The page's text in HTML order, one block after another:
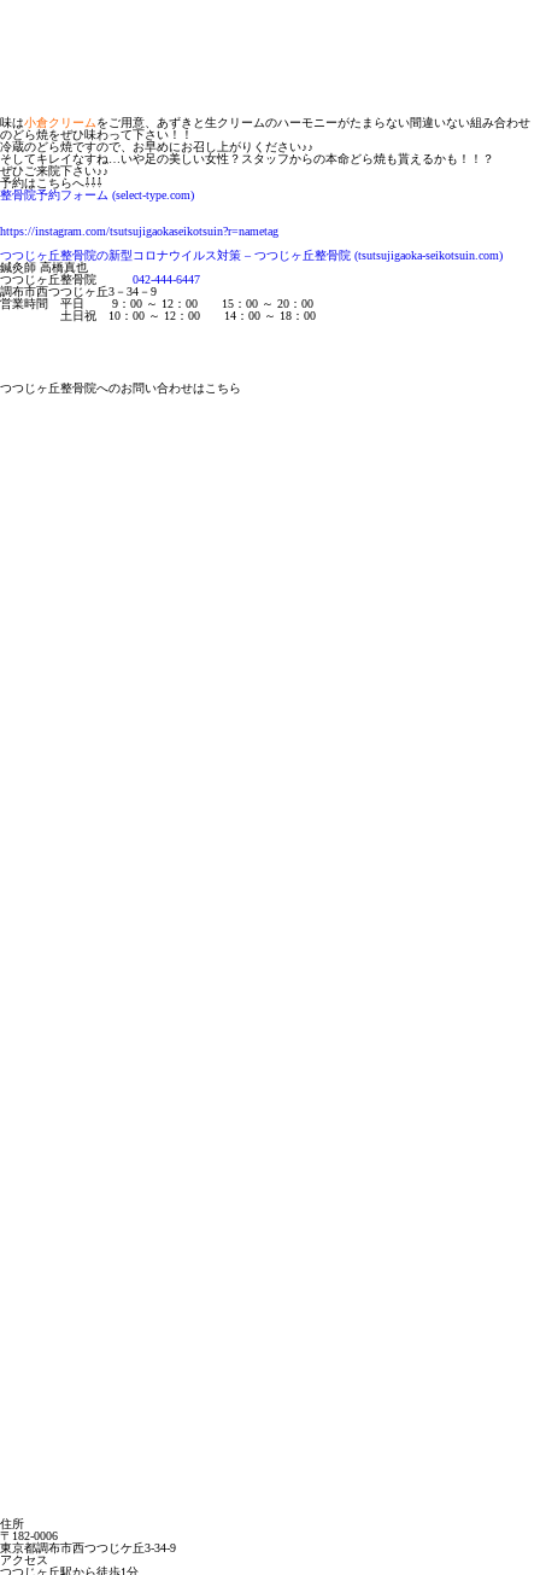
味は小倉クリームをご用意、あずきと生クリームのハーモニーがたまらない間違いない組み合わせ
のどら焼をぜひ味わって下さい！！
冷蔵のどら焼ですので、お早めにお召し上がりください♪♪
そしてキレイなすね…いや足の美しい女性？スタッフからの本命どら焼も貰えるかも！！？
ぜひご来院下さい♪♪
予約はこちらへ⇩⇩⇩
整骨院予約フォーム (select-type.com)
https://instagram.com/tsutsujigaokaseikotsuin?r=nametag
つつじヶ丘整骨院の新型コロナウイルス対策 – つつじヶ丘整骨院 (tsutsujigaoka-seikotsuin.com)
鍼灸師 高橋真也
つつじヶ丘整骨院 042-444-6447
調布市西つつじヶ丘3－34－9
営業時間 平日 9：00 ～ 12：00 15：00 ～ 20：00
土日祝 10：00 ～ 12：00 14：00 ～ 18：00
つつじヶ丘整骨院へのお問い合わせはこちら
住所
〒182-0006
東京都調布市西つつじケ丘3-34-9
アクセス
つつじヶ丘駅から徒歩1分